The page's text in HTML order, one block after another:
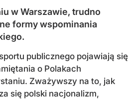
w Warszawie, trudno
formy wspominania
publicznego pojawiają się
o Polakach
Zważywszy na to, jak
się polski nacjonalizm,